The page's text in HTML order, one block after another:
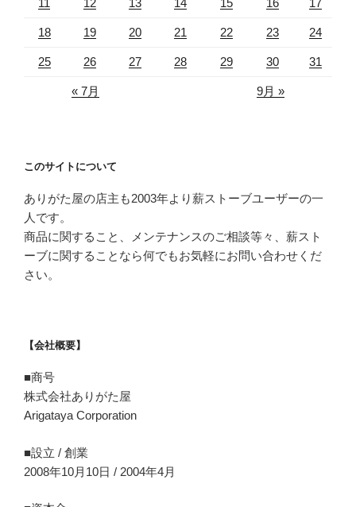
11 12 13 14 15 16 17
18 19 20 21 22 23 24
25 26 27 28 29 30 31
« 7月 9月 »
このサイトについて
ありがた屋の店主も2003年より薪ストーブユーザーの一
人です。
商品に関すること、メンテナンスのご相談等々、薪スト
ーブに関することなら何でもお気軽にお問い合わせくだ
さい。
【会社概要】
■商号
株式会社ありがた屋
Arigataya Corporation
■設立 / 創業
2008年10月10日 / 2004年4月